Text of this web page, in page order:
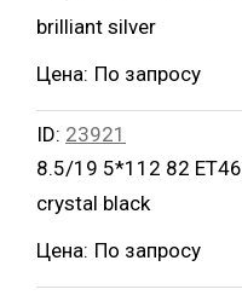
brilliant silver
Цена: По запросу
ID: 23921
8.5/19 5*112 82 ET46
crystal black
Цена: По запросу